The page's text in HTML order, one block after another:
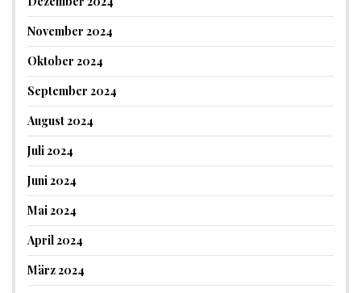
November 2024
Oktober 2024
September 2024
August 2024
Juli 2024
Juni 2024
Mai 2024
April 2024
März 2024